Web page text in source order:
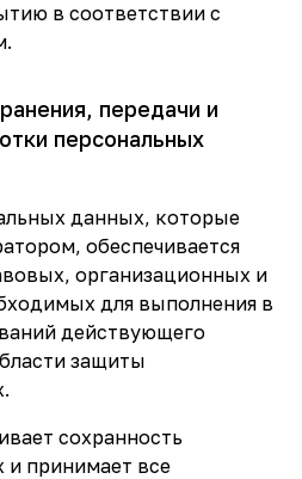
в соответствии с
передачи и
персональных
данных, которые
обеспечивается
организационных и
для выполнения в
действующего
защиты
сохранность
и принимает все